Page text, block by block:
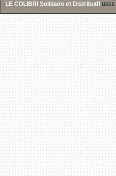
LE COLIBRI Solidaire et Distributif uses